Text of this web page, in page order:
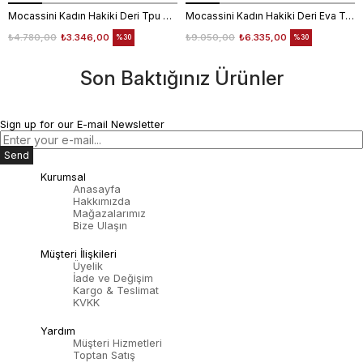
Mocassini Kadın Hakiki Deri Tpu Taban Siyah Günlük Ayakkabı
₺3.346,00
₺4.780,00 %30
Mocassini Kadın Hakiki Deri Eva Taban Beyaz Günlük Ayakkabı
₺6.335,00
₺9.050,00 %30
Son Baktığınız Ürünler
Sign up for our E-mail Newsletter
Send
Kurumsal
Anasayfa
Hakkımızda
Mağazalarımız
Bize Ulaşın
Müşteri İlişkileri
Üyelik
İade ve Değişim
Kargo & Teslimat
KVKK
Yardım
Müşteri Hizmetleri
Toptan Satış